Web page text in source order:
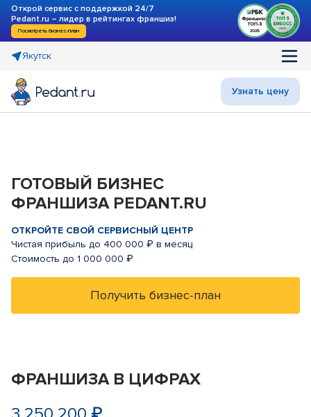
Открой сервис с поддержкой 24/7
Pedant.ru – лидер в рейтингах франшиз!
Посмотреть бизнес-план
Якутск
Узнать цену
ГОТОВЫЙ БИЗНЕС
ФРАНШИЗА PEDANT.RU
ОТКРОЙТЕ СВОЙ СЕРВИСНЫЙ ЦЕНТР
Чистая прибыль до 400 000 ₽ в месяц
Стоимость до 1 000 000 ₽
Получить бизнес-план
ФРАНШИЗА В ЦИФРАХ